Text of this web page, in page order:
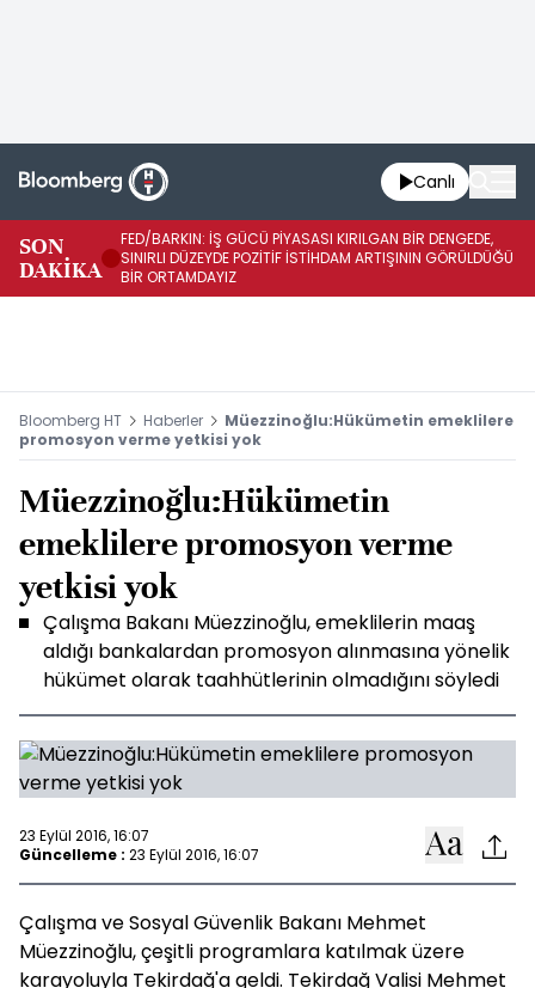
Canlı
SON
DAKİKA
FED/BARKIN: İŞ GÜCÜ PİYASASI KIRILGAN BİR DENGEDE,
SINIRLI DÜZEYDE POZİTİF İSTİHDAM ARTIŞININ GÖRÜLDÜĞÜ
BİR ORTAMDAYIZ
Bloomberg HT Haberler
Müezzinoğlu:Hükümetin emeklilere
promosyon verme yetkisi yok
Müezzinoğlu:Hükümetin
emeklilere promosyon verme
yetkisi yok
Çalışma Bakanı Müezzinoğlu, emeklilerin maaş
aldığı bankalardan promosyon alınmasına yönelik
hükümet olarak taahhütlerinin olmadığını söyledi
23 Eylül 2016, 16:07
Güncelleme : 23 Eylül 2016, 16:07
Çalışma ve Sosyal Güvenlik Bakanı Mehmet
Müezzinoğlu, çeşitli programlara katılmak üzere
karayoluyla Tekirdağ'a geldi. Tekirdağ Valisi Mehmet